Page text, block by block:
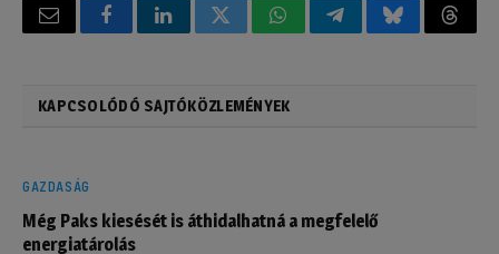
Email FacebookLinkedInTwitterWhatsAppTelegramBluesky
KAPCSOLÓDÓ SAJTÓKÖZLEMÉNYEK
GAZDASÁG
Még Paks kiesését is áthidalhatná a megfelelő
energiatárolás